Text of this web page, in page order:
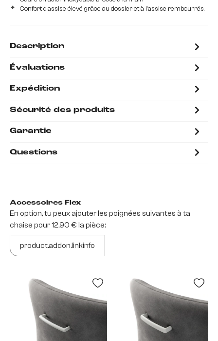
Confort d'assise élevé grâce au dossier et à l'assise rembourrés.
Description
Évaluations
Expédition
Sécurité des produits
Garantie
Questions
Accessoires Flex
En option, tu peux ajouter les poignées suivantes à ta
chaise pour 12,90 € la pièce:
product.addon.linkinfo